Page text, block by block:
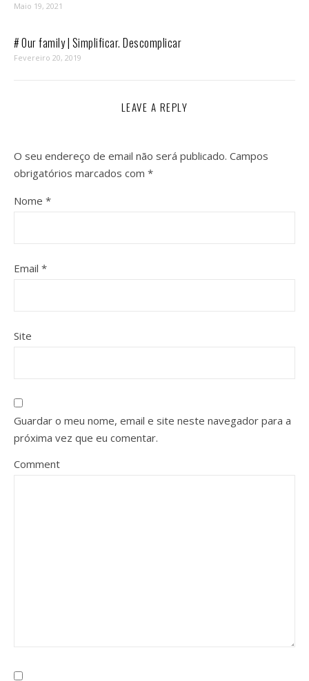
Maio 19, 2021
# Our family | Simplificar. Descomplicar
Fevereiro 20, 2019
LEAVE A REPLY
O seu endereço de email não será publicado. Campos
obrigatórios marcados com *
Nome *
Email *
Site
Guardar o meu nome, email e site neste navegador para a
próxima vez que eu comentar.
Comment